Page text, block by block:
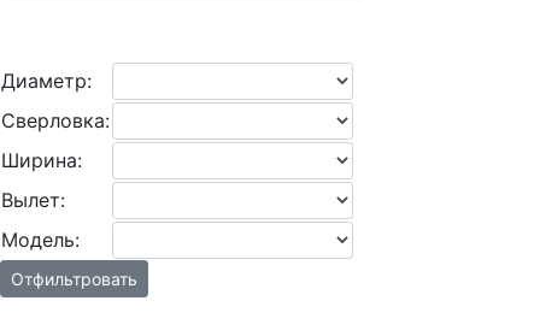
Диаметр:
Сверловка:
Ширина:
Вылет:
Модель:
Отфильтровать